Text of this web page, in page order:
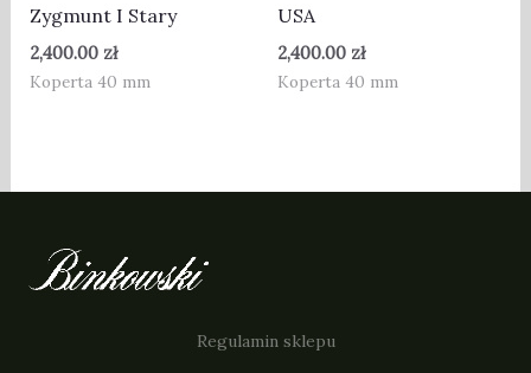
Zygmunt I Stary
2,400.00 zł
Koperta 40 mm
USA
2,400.00 zł
Koperta 40 mm
Regulamin sklepu